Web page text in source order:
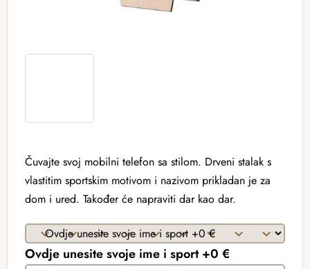
Čuvajte svoj mobilni telefon sa stilom. Drveni stalak s
vlastitim sportskim motivom i nazivom prikladan je za
dom i ured. Također će napraviti dar kao dar.
Ovdje unesite svoje ime i sport +0 €